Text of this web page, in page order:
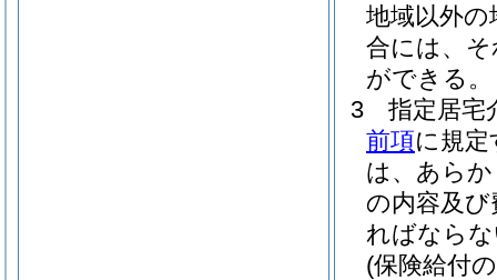
地域以外
合には、
ができる。
3
指定居宅
前項に規
は、あら
の内容及
ればなら
(保険給付